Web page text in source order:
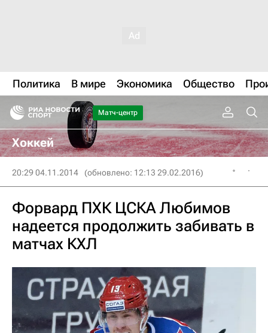
Политика В мире Экономика Общество
Матч-центр
Хоккей
20:29 04.11.2014 (обновлено: 12:13 29.02.2016)
Форвард ПХК ЦСКА Любимов
надеется продолжить забивать в
матчах КХЛ